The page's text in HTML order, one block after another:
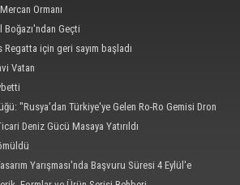
Ormanı
Geçti
Regatta için geri sayım başladı
Vatan
"Rusya'dan Türkiye'ye Gelen Ro-Ro Gemisi Dron
Deniz Gücü Masaya Yatırıldı
Yarışması'nda Başvuru Süresi 4 Eylül'e